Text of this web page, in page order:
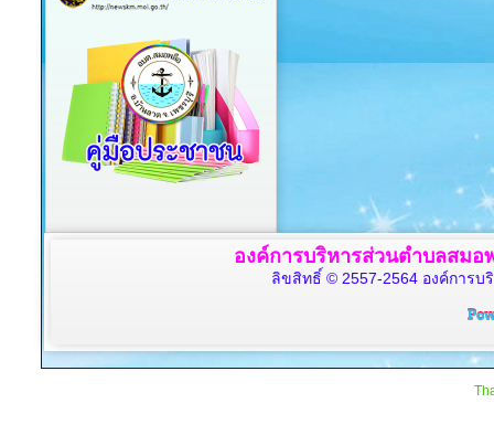
องค์การบริหารส่วนตำบลสมอ
ลิขสิทธิ์ © 2557-2564 องค์การ